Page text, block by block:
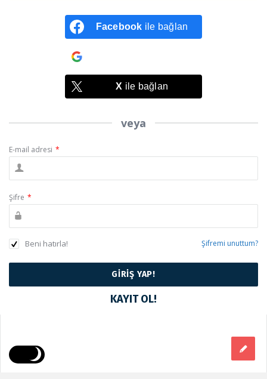
Facebook ile bağlan
X ile bağlan
veya
E-mail adresi *
Şifre *
Beni hatırla! Şifremi unuttum?
KAYIT OL!